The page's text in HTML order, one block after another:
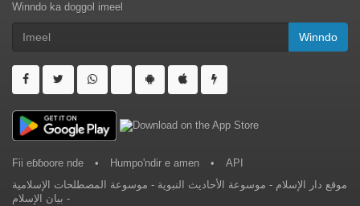
Winndo ka doggol imeel
Winndo
Fii eɓɓoore nde • Humpo'ndir e amen •
API
موقع دار الإسلام - موسوعة الأحاديث النبوية - موسوعة المصطلحات الإسلامية
- بيان الإسلام